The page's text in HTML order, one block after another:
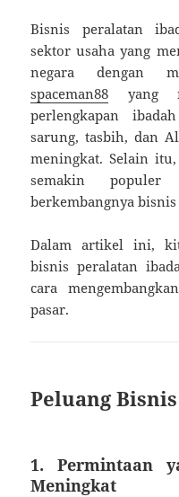
Bisnis peralatan
sektor usaha yang
negara dengan
spaceman88 yang
perlengkapan
sarung, tasbih, dan
meningkat. Selain
semakin
berkembangnya
Dalam artikel ini,
bisnis peralatan
cara
pasar.
Peluang
1. Permintaan
Meningkat